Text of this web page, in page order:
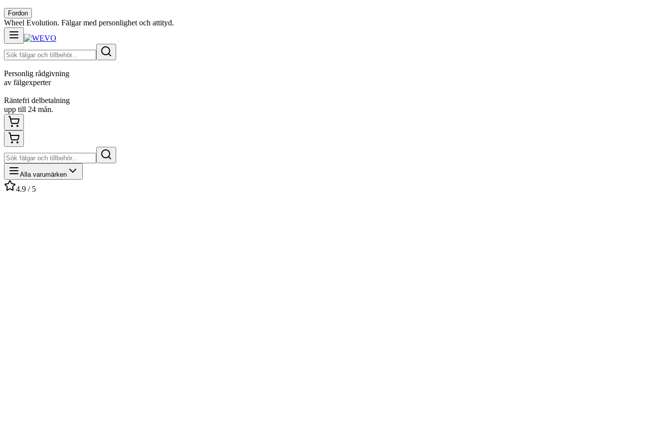
Fordon
Wheel Evolution. Fälgar med personlighet och attityd.
Personlig rådgivning
av fälgexperter
Räntefri delbetalning
upp till 24 mån.
Alla varumärken
4.9 / 5